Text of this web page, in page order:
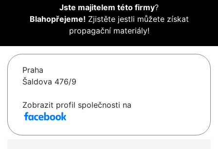
Jste majitelem této firmy?
Blahopřejeme! Zjistěte jestli můžete získat
propagační materiály!
Praha
Šaldova 476/9
Zobrazit profil společnosti na